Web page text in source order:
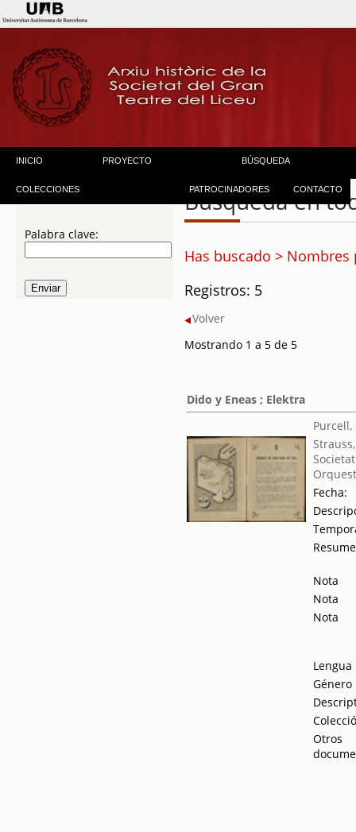
INICIO PROYECTO BÚSQUEDA
COLECCIONES PATROCINADORES CONTACTO
Palabra clave:
Búsqueda en
Has buscado >
Registros: 5
Volver
Mostrando 1 a 5 de 5
Dido y Eneas ; Elektra
Purcell,
Fecha:
Nota
Nota
Nota
Lengua
Género
Otros